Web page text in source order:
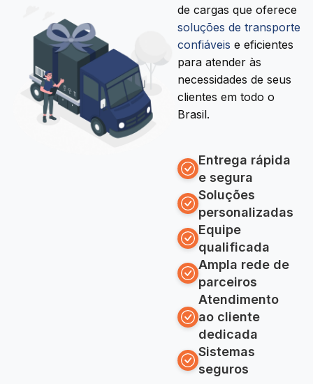
de cargas que oferece
soluções de transporte
confiáveis e eficientes
para atender às
necessidades de seus
clientes em todo o
Brasil.
Entrega rápida
e segura
Soluções
personalizadas
Equipe
qualificada
Ampla rede de
parceiros
Atendimento
ao cliente
dedicada
Sistemas
seguros